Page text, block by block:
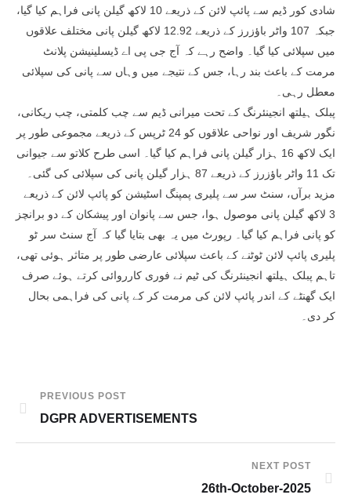
شادی کور ڈیم سے پائپ لائن کے ذریعے 10 لاکھ گیلن پانی فراہم کیا گیا،
جبکہ 107 واٹر باؤزرز کے ذریعے 12.92 لاکھ گیلن پانی مختلف علاقوں
میں سپلائی کیا گیا۔ واضح رہے کہ آج جی پی اے ڈیسلینیشن پلانٹ
مرمت کے باعث بند رہا، جس کے نتیجے میں وہاں سے پانی کی سپلائی
معطل رہی۔
پبلک ہیلتھ انجینئرنگ کے تحت میرانی ڈیم سے چب کلمتی، چب ریکانی،
نگور شریف اور نواحی علاقوں کو 24 ٹرپس کے ذریعے مجموعی طور پر
ایک لاکھ 16 ہزار گیلن پانی فراہم کیا گیا۔ اسی طرح کلاتو سے جیوانی
تک 11 واٹر باؤزرز کے ذریعے 87 ہزار گیلن پانی کی سپلائی کی گئی۔
مزید برآں، سنٹ سر سے پلیری پمپنگ اسٹیشن کو پائپ لائن کے ذریعے
3 لاکھ گیلن پانی موصول ہوا، جس سے پانوان اور پیشکان کے دو برانچز
کو پانی فراہم کیا گیا۔ رپورٹ میں یہ بھی بتایا گیا کہ آج سنٹ سر ٹو
پلیری پائپ لائن ٹوٹنے کے باعث سپلائی عارضی طور پر متاثر ہوئی تھی،
تاہم پبلک ہیلتھ انجینئرنگ کی ٹیم نے فوری کارروائی کرتے ہوئے صرف
ایک گھنٹے کے اندر پائپ لائن کی مرمت کر کے پانی کی فراہمی بحال
کر دی۔
PREVIOUS POST
DGPR ADVERTISEMENTS
NEXT POST
26th-October-2025